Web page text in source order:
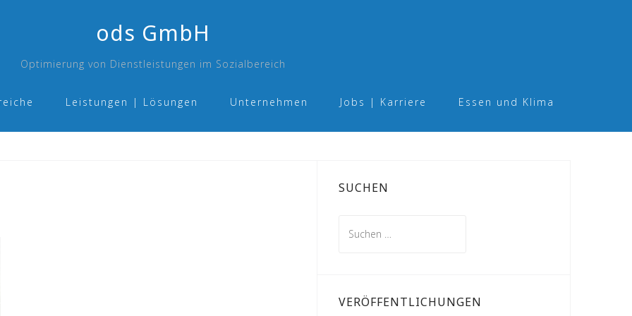
ods GmbH
Optimierung von Dienstleistungen im Sozialbereich
Leistungen | Lösungen Unternehmen Jobs | Karriere Essen und Klima
SUCHEN
nach:
VERÖFFENTLICHUNGEN